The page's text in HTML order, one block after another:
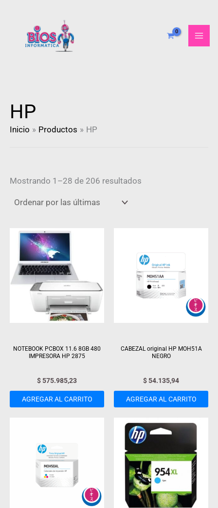
contenido
HP
Inicio Productos HP
Mostrando 1–28 de 206 resultados
recientes
NOTEBOOK PCBOX 11.6 8GB 480
IMPRESORA HP 2875
$575.985,23
AGREGAR AL CARRITO
CABEZAL original HP MOH51A
NEGRO
$54.135,94
AGREGAR AL CARRITO